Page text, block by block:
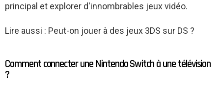
principal et explorer d'innombrables jeux vidéo.
Lire aussi : Peut-on jouer à des jeux 3DS sur DS ?
Comment connecter une Nintendo Switch à une télévision
?